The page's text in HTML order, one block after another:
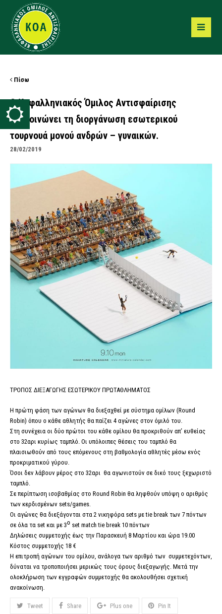
Πίσω
Ο Κεφαλληνιακός Όμιλος Αντισφαίρισης
ανακοινώνει τη διοργάνωση εσωτερικού
τουρνουά μονού ανδρών – γυναικών.
28/02/2019
ΤΡΟΠΟΣ ΔΙΕΞΑΓΩΓΗΣ ΕΣΩΤΕΡΙΚΟΥ ΠΡΩΤΑΘΛΗΜΑΤΟΣ
Η πρώτη φάση των αγώνων θα διεξαχθεί με σύστημα ομίλων (Round
Robin) όπου ο κάθε αθλητής θα παίζει 4 αγώνες στον όμιλό του.
Στη συνέχεια οι δύο πρώτοι του κάθε ομίλου θα προκριθούν απ’ ευθείας
στο 32αρι κυρίως ταμπλό. Οι υπόλοιπες θέσεις του ταμπλό θα
πλαισιωθούν από τους επόμενους στη βαθμολογία αθλητές μέσω ενός
προκριματικού γύρου.
Όσοι δεν λάβουν μέρος στο 32αρι θα αγωνιστούν σε δικό τους ξεχωριστό
ταμπλό.
Σε περίπτωση ισοβαθμίας στο Round Robin θα ληφθούν υπόψη ο αριθμός
των κερδισμένων sets/games.
Οι αγώνες θα διεξάγονται στα 2 νικηφόρα sets με tie break των 7 πόντων
σε όλα τα set και με 3ο set match tie break 10 πόντων
Δηλώσεις συμμετοχής έως την Παρασκευή 8 Μαρτίου και ώρα 19.00
Κόστος συμμετοχής 18 €
Η επιτροπή αγώνων του ομίλου, ανάλογα των αριθμό των συμμετεχόντων,
δύναται να τροποποιήσει μερικώς τους όρους διεξαγωγής. Μετά την
ολοκλήρωση των εγγραφών συμμετοχής θα ακολουθήσει σχετική
ανακοίνωση.
Tweet Share Plus one Pin It